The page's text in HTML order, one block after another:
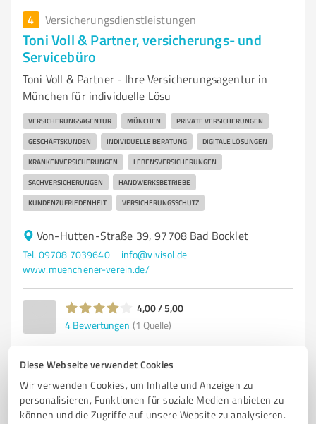
Diese Webseite verwendet Cookies
Wir verwenden Cookies, um Inhalte und Anzeigen zu
personalisieren, Funktionen für soziale Medien anbieten zu
können und die Zugriffe auf unsere Website zu analysieren.
4 Versicherungsdienstleistungen
Toni Voll & Partner, versicherungs- und
Servicebüro
Toni Voll & Partner - Ihre Versicherungsagentur in
München für individuelle Lösu
VERSICHERUNGSAGENTUR MÜNCHEN PRIVATE VERSICHERUNGEN
GESCHÄFTSKUNDEN INDIVIDUELLE BERATUNG DIGITALE LÖSUNGEN
KRANKENVERSICHERUNGEN LEBENSVERSICHERUNGEN
SACHVERSICHERUNGEN HANDWERKSBETRIEBE
KUNDENZUFRIEDENHEIT VERSICHERUNGSSCHUTZ
Von-Hutten-Straße 39, 97708 Bad Bocklet
Tel. 09708 7039640
info@vivisol.de
www.muenchener-verein.de/
4,00 / 5,00
4 Bewertungen (1 Quelle)
5 Finanzdienstleistungen
Finanzmaklerservice Walter KG